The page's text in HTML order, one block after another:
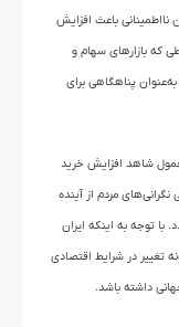
باعث افزایش
که بازارهای سهام و
پناهگاهی برای
شاهد افزایش خرید
مردم از آینده
با توجه به اینکه ایران
تغییر در شرایط اقتصادی
داشته باشد.